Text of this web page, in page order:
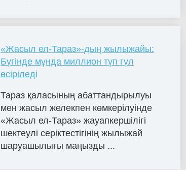
«Жасыл ел-Тараз»-дың жылыжайы:
Бүгінде мұнда миллион түп гүл
өсіріледі
Тараз қаласының абаттандырылуы
мен жасыл желекпен көмкерілуінде
«Жасыл ел-Тараз» жауапкершілігі
шектеулі серіктестігінің жылыжай
шаруашылығы маңызды ...